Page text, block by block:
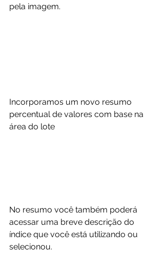
pela imagem.
Incorporamos um novo resumo
percentual de valores com base na
área do lote
No resumo você também poderá
acessar uma breve descrição do
índice que você está utilizando ou
selecionou.